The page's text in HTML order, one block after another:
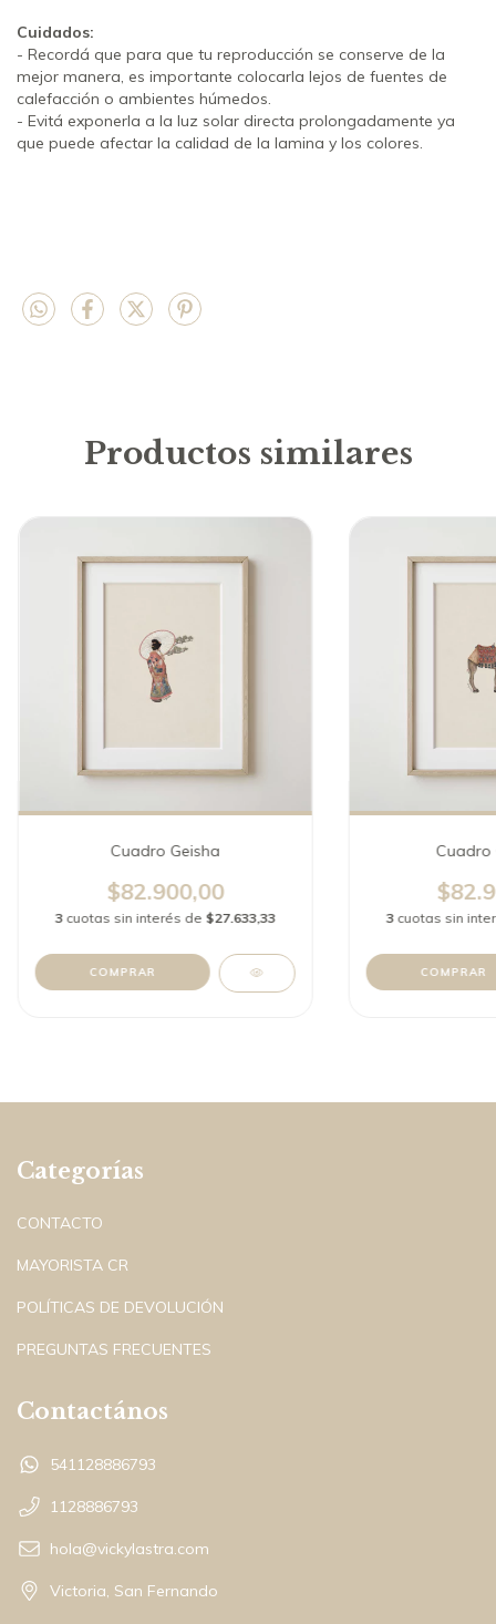
Cuidados:
- Recordá que para que tu reproducción se conserve de la
mejor manera, es importante colocarla lejos de fuentes de
calefacción o ambientes húmedos.
- Evitá exponerla a la luz solar directa prolongadamente ya
que puede afectar la calidad de la lamina y los colores.
Productos similares
Cuadro Geisha
$82.900,00
3 cuotas sin interés de $27.633,33
COMPRAR
Cuadro
3 cuotas sin
COMPRAR
Categorías
CONTACTO
MAYORISTA CR
POLÍTICAS DE DEVOLUCIÓN
PREGUNTAS FRECUENTES
Contactános
541128886793
1128886793
hola@vickylastra.com
Victoria, San Fernando